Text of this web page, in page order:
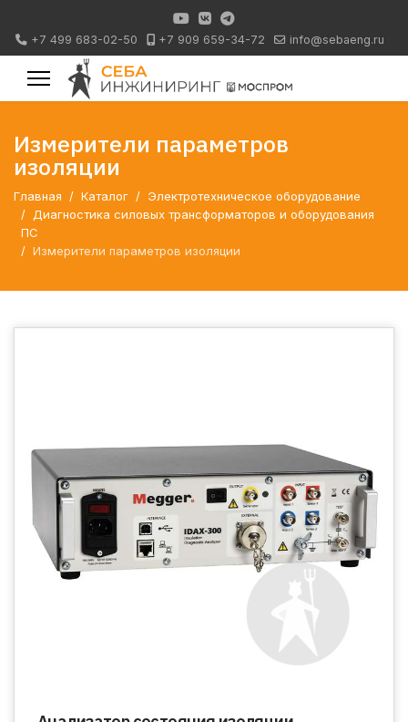
+7 499 683-02-50 +7 909 659-34-72 info@sebaeng.ru
Измерители параметров
изоляции
Главная Каталог
Электротехническое оборудование
Диагностика силовых трансформаторов и оборудования
ПС
Измерители параметров изоляции